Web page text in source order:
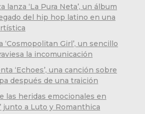
lanza ‘La Pura Neta’, un álbum
del hip hop latino en una
‘Cosmopolitan Girl’, un sencillo
la incomunicación
‘Echoes’, una canción sobre
después de una traición
las heridas emocionales en
junto a Luto y Romanthica